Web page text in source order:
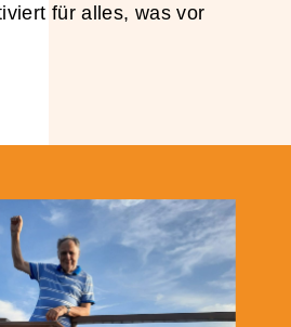
für alles, was vor